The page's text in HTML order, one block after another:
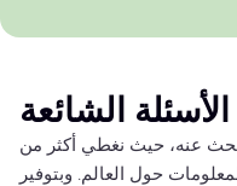
الأسئلة الشائعة
عنه، حيث نغطي أكثر من
حول العالم. وبتوفير